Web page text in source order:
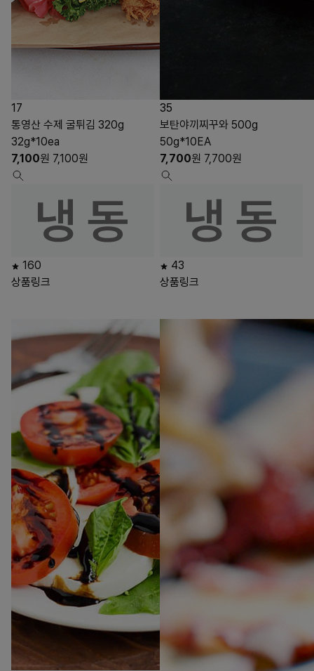
17
통영산 수제 굴튀김 320g
32g*10ea
7,100원 7,100원
160
상품링크
35
보탄야끼찌꾸와 500g
50g*10EA
7,700원 7,700원
43
상품링크